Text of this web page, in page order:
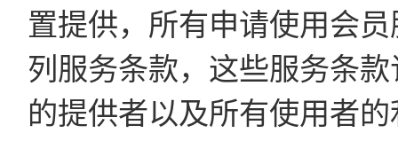
置提供，所有申请使用会
列服务条款，这些服务条
的提供者以及所有使用者